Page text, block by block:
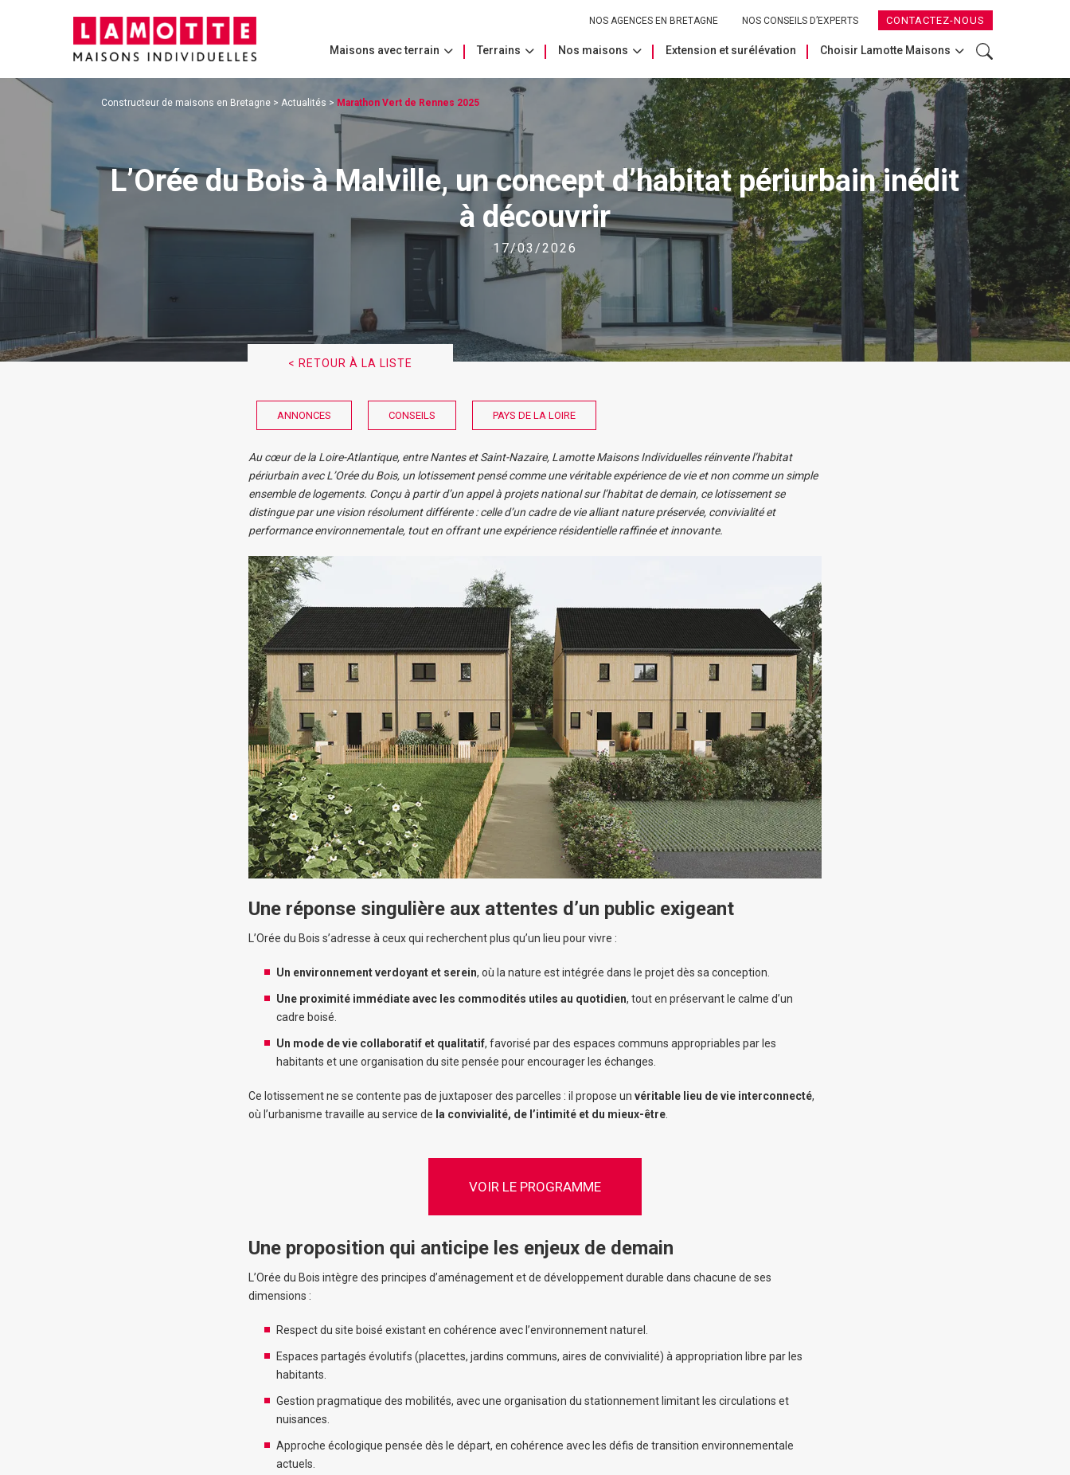
NOS AGENCES EN BRETAGNE NOS CONSEILS D’EXPERTS CONTACTEZ-NOUS
Maisons avec terrain Terrains Nos maisons Extension et surélévation Choisir Lamotte Maisons
Constructeur de maisons en Bretagne > Actualités > Marathon Vert de Rennes 2025
L’Orée du Bois à Malville, un concept d’habitat périurbain inédit
à découvrir
17/03/2026
< RETOUR À LA LISTE
ANNONCES CONSEILS PAYS DE LA LOIRE
Au cœur de la Loire-Atlantique, entre Nantes et Saint-Nazaire, Lamotte Maisons Individuelles réinvente l’habitat
périurbain avec L’Orée du Bois, un lotissement pensé comme une véritable expérience de vie et non comme un simple
ensemble de logements. Conçu à partir d’un appel à projets national sur l’habitat de demain, ce lotissement se
distingue par une vision résolument différente : celle d’un cadre de vie alliant nature préservée, convivialité et
performance environnementale, tout en offrant une expérience résidentielle raffinée et innovante.
Une réponse singulière aux attentes d’un public exigeant
L’Orée du Bois s’adresse à ceux qui recherchent plus qu’un lieu pour vivre :
Un environnement verdoyant et serein, où la nature est intégrée dans le projet dès sa conception.
Une proximité immédiate avec les commodités utiles au quotidien, tout en préservant le calme d’un
cadre boisé.
Un mode de vie collaboratif et qualitatif, favorisé par des espaces communs appropriables par les
habitants et une organisation du site pensée pour encourager les échanges.
Ce lotissement ne se contente pas de juxtaposer des parcelles : il propose un véritable lieu de vie interconnecté,
où l’urbanisme travaille au service de la convivialité, de l’intimité et du mieux-être
VOIR LE PROGRAMME
Une proposition qui anticipe les enjeux de demain
L’Orée du Bois intègre des principes d’aménagement et de développement durable dans chacune de ses
dimensions :
Respect du site boisé existant en cohérence avec l’environnement naturel.
Espaces partagés évolutifs (placettes, jardins communs, aires de convivialité) à appropriation libre par les
habitants.
Gestion pragmatique des mobilités, avec une organisation du stationnement limitant les circulations et
nuisances.
Approche écologique pensée dès le départ, en cohérence avec les défis de transition environnementale
actuels.